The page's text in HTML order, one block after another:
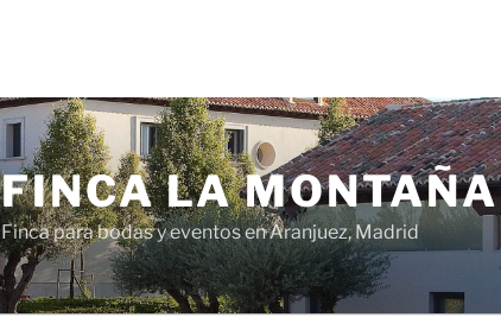
FINCA LA MONTAÑA
Finca para bodas y eventos en Aranjuez, Madrid